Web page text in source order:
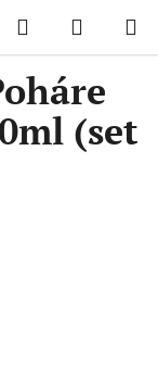
Hľadať
KOŠÍK
Poháre na whisky
(set